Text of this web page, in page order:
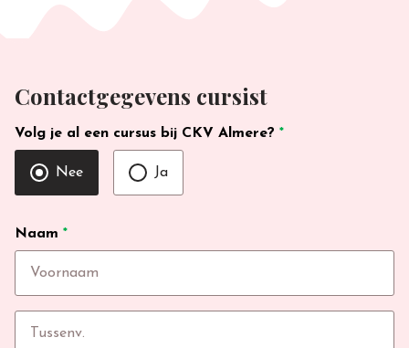
Contactgegevens cursist
Volg je al een cursus bij CKV Almere? *
Nee Ja
Naam *